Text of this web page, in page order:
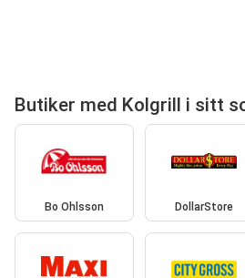
Butiker med Kolgrill i sitt
Bo Ohlsson DollarStore